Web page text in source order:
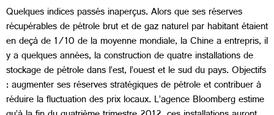
Quelques indices passés inaperçus. Alors que ses réserves
récupérables de pétrole brut et de gaz naturel par habitant étaient
en deçà de 1/10 de la moyenne mondiale, la Chine a entrepris, il
y a quelques années, la construction de quatre installations de
stockage de pétrole dans l’est, l’ouest et le sud du pays. Objectifs
: augmenter ses réserves stratégiques de pétrole et contribuer à
réduire la fluctuation des prix locaux. L’agence Bloomberg estime